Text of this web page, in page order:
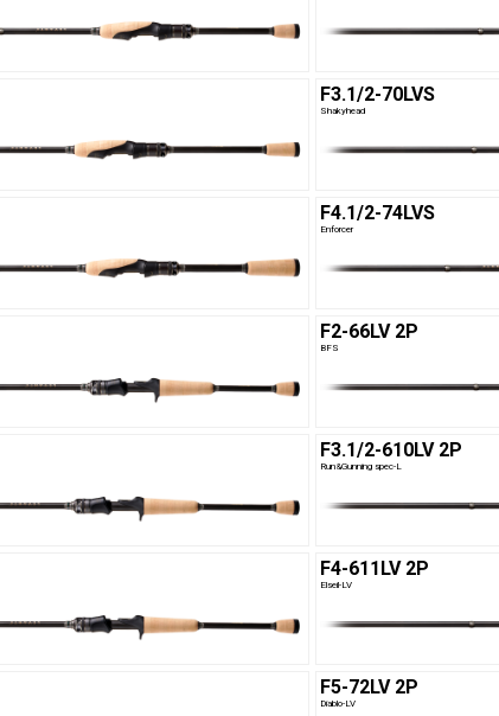
F3.1/2-70LVS
Shakyhead
F4.1/2-74LVS
Enforcer
F2-66LV 2P
BFS
F3.1/2-610LV 2P
Run&Gunning spec-L
F4-611LV 2P
Elseil-LV
F5-72LV 2P
Diablo-LV